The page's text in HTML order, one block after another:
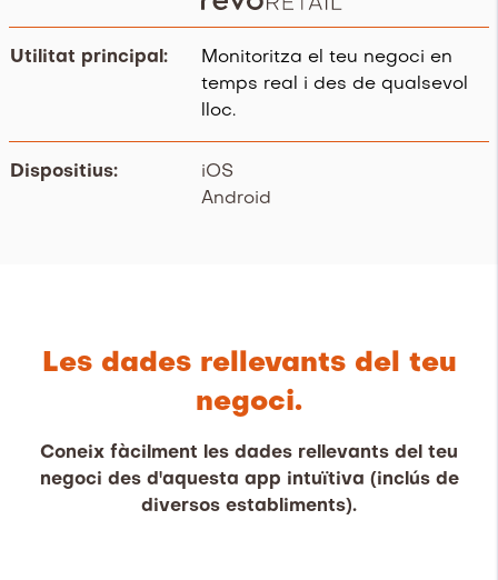
Utilitat principal:
Monitoritza el teu negoci en
temps real i des de qualsevol
lloc.
Dispositius:
iOS
Android
Les dades rellevants del teu
negoci.
Coneix fàcilment les dades rellevants del teu
negoci des d'aquesta app intuïtiva (inclús de
diversos establiments).